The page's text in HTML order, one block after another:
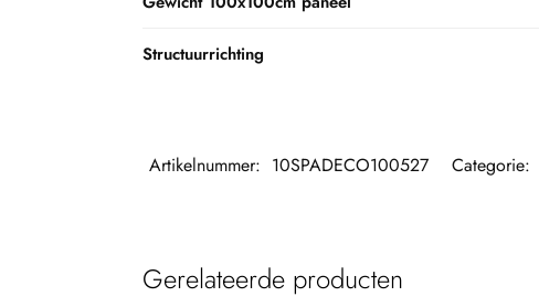
Structuurrichting
Artikelnummer: 10SPADECO100527 Categorie:
Gerelateerde producten